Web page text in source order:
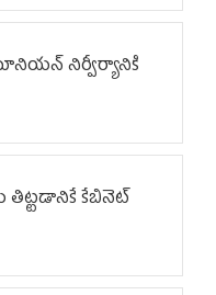
నిర్వీర్యానికి
కేబినెట్‌